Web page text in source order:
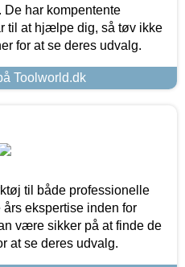
De har kompentente
til at hjælpe dig, så tøv ikke
for at se deres udvalg.
Toolworld.dk
til både professionelle
ekspertise inden for
være sikker på at finde de
at se deres udvalg.